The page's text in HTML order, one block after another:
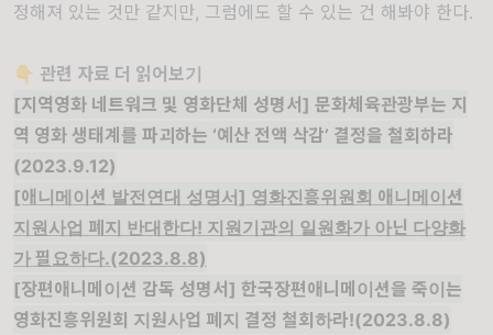
정해져 있는 것만 같지만, 그럼에도 할 수 있는 건 해봐야 한다.
👇 관련 자료 더 읽어보기
[지역영화 네트워크 및 영화단체 성명서] 문화체육관광부는 지
역 영화 생태계를 파괴하는 ‘예산 전액 삭감’ 결정을 철회하라
(2023.9.12)
[애니메이션 발전연대 성명서] 영화진흥위원회 애니메이션
지원사업 폐지 반대한다! 지원기관의 일원화가 아닌 다양화
가 필요하다.(2023.8.8)
[장편애니메이션 감독 성명서] 한국장편애니메이션을 죽이는
영화진흥위원회 지원사업 폐지 결정 철회하라!(2023.8.8)